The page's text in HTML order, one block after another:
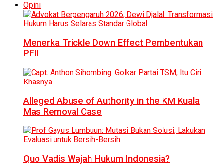
Opini
Menerka Trickle Down Effect Pembentukan
PFII
Alleged Abuse of Authority in the KM Kuala
Mas Removal Case
Quo Vadis Wajah Hukum Indonesia?